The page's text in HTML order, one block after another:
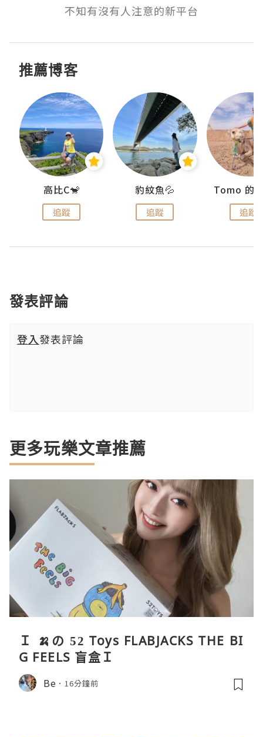
不知有沒有人注意的新平台
推薦博客
高比C🐒
追蹤
豹紋魚💦
追蹤 追蹤
發表評論
登入發表評論
更多玩樂文章推薦
Ｉ 🍌の 52 Toys FLABJACKS THE BI
G FEELS 盲盒Ｉ
Be 16分鐘前